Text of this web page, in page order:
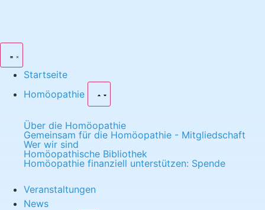
Startseite
Homöopathie
Über die Homöopathie
Gemeinsam für die Homöopathie - Mitgliedschaft
Wer wir sind
Homöopathische Bibliothek
Homöopathie finanziell unterstützen: Spende
Veranstaltungen
News